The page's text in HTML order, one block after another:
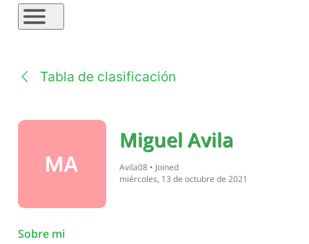
Tabla de clasificación
MA
Miguel Avila
Avila08 • Joined
miércoles, 13 de octubre de 2021
Sobre mi